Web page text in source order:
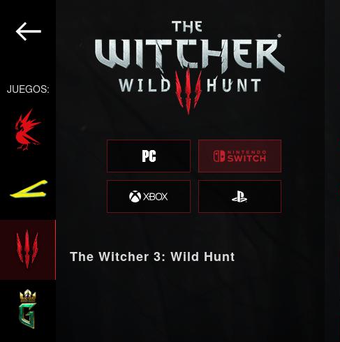
JUEGOS:
The Witcher 3: Wild Hunt